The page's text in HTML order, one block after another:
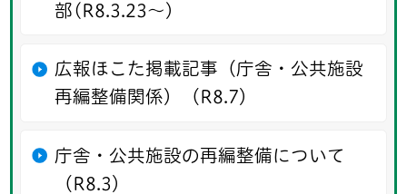
部(R8.3.23～)
広報ほこた掲載記事（庁舎・公共施設
再編整備関係）（R8.7）
庁舎・公共施設の再編整備について
（R8.3）